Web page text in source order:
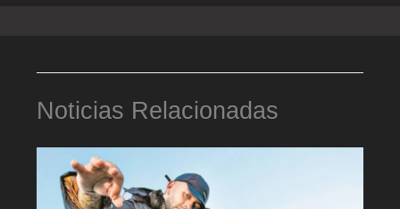
Noticias Relacionadas